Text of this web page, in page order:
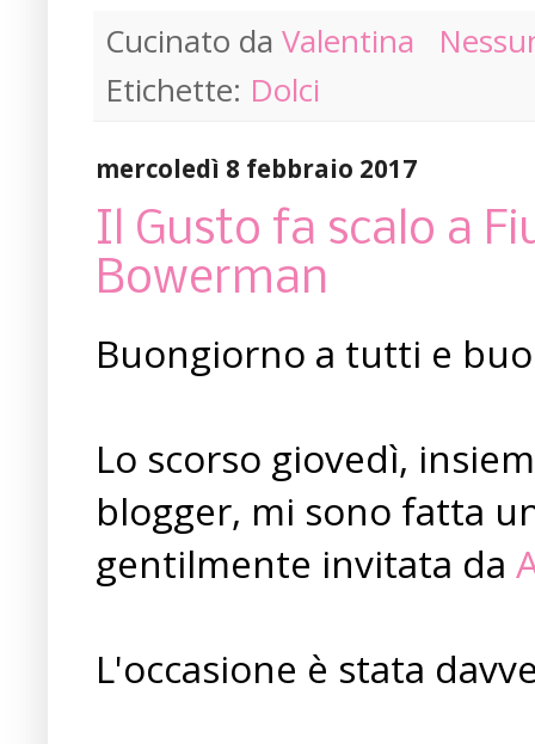
Cucinato da Valentina
Etichette: Dolci
mercoledì 8 febbraio 2017
Il Gusto fa scalo a
Bowerman
Buongiorno a tutti e
Lo scorso giovedì,
blogger, mi sono fatta
gentilmente invitata da
L'occasione è stata